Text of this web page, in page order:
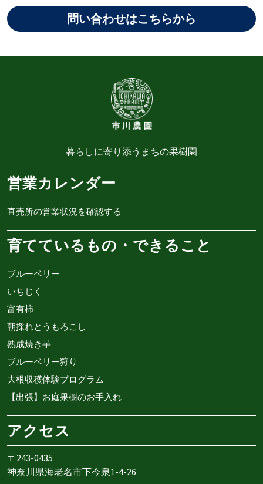
問い合わせはこちらから
暮らしに寄り添うまちの果樹園
営業カレンダー
直売所の営業状況を確認する
育てているもの・できること
ブルーベリー
いちじく
富有柿
朝採れとうもろこし
熟成焼き芋
ブルーベリー狩り
大根収穫体験プログラム
【出張】お庭果樹のお手入れ
アクセス
〒243-0435
神奈川県海老名市下今泉1-4-26